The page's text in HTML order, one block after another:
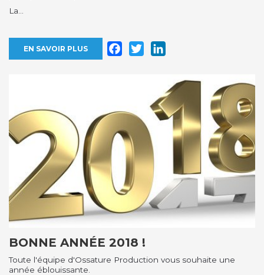
La...
EN SAVOIR PLUS Facebook
Twitter
BONNE ANNÉE 2018 !
Toute l'équipe d'Ossature Production vous souhaite une
année éblouissante.